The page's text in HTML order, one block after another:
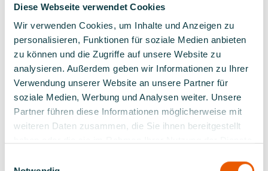
Diese Webseite verwendet Cookies
Wir verwenden Cookies, um Inhalte und Anzeigen zu
personalisieren, Funktionen für soziale Medien anbieten
zu können und die Zugriffe auf unsere Website zu
analysieren. Außerdem geben wir Informationen zu Ihrer
Verwendung unserer Website an unsere Partner für
soziale Medien, Werbung und Analysen weiter. Unsere
Partner führen diese Informationen möglicherweise mit
weiteren Daten zusammen, die Sie ihnen bereitgestellt
erhalten.
Nun gab es für 50 Jahre vom DMYV anerkannte
Ausbildung zur Feier des Jubiläums die Jubiläums-
Urkunde, das Türschild und natürlich die beliebte
Präsente-Kiste mit Spezialitäten für das Team des MYC
Germersheim aus den Händen von Petra Weber vom
DMYV-Prüfungsausschuss Mannheim-Darmstadt / Saar-
https://mycg.de/ausbildung/
v.l.: Hinten: Leonhard Schimmel /Ausbilder, Gabriele